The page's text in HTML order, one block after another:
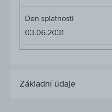
Den splatnosti
03.06.2031
Základní údaje